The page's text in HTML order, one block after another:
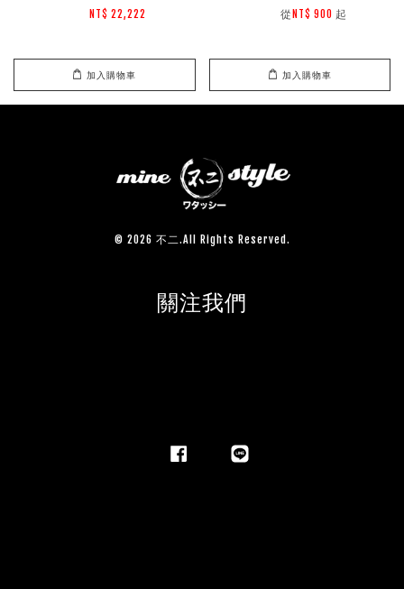
NT$ 22,222
加入購物車
        從
NT$ 900 起
加入購物車
© 2026 不二.All Rights Reserved.
關注我們